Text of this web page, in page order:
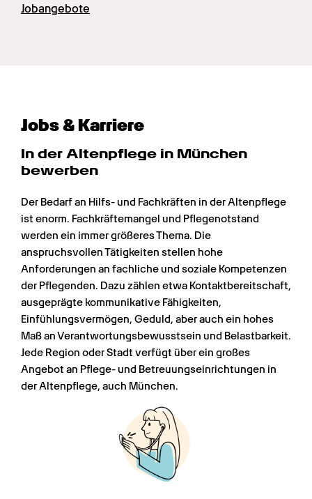
Jobangebote
Jobs & Karriere
In der Altenpflege in München
bewerben
Der Bedarf an Hilfs- und Fachkräften in der Altenpflege
ist enorm. Fachkräftemangel und Pflegenotstand
werden ein immer größeres Thema. Die
anspruchsvollen Tätigkeiten stellen hohe
Anforderungen an fachliche und soziale Kompetenzen
der Pflegenden. Dazu zählen etwa Kontaktbereitschaft,
ausgeprägte kommunikative Fähigkeiten,
Einfühlungsvermögen, Geduld, aber auch ein hohes
Maß an Verantwortungsbewusstsein und Belastbarkeit.
Jede Region oder Stadt verfügt über ein großes
Angebot an Pflege- und Betreuungseinrichtungen in
der Altenpflege, auch München.